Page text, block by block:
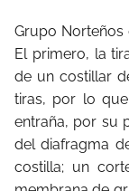
Grupo Norteños
El primero, la
de un costillar
tiras, por lo
entraña, por su
del diafragma
costilla; un